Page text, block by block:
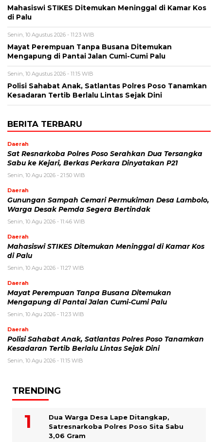
Mahasiswi STIKES Ditemukan Meninggal di Kamar Kos
di Palu
Senin, 10 Agustus 2026 - 11:23 WIB
Mayat Perempuan Tanpa Busana Ditemukan
Mengapung di Pantai Jalan Cumi-Cumi Palu
Senin, 10 Agustus 2026 - 11:15 WIB
Polisi Sahabat Anak, Satlantas Polres Poso Tanamkan
Kesadaran Tertib Berlalu Lintas Sejak Dini
BERITA TERBARU
Daerah
Sat Resnarkoba Polres Poso Serahkan Dua Tersangka
Sabu ke Kejari, Berkas Perkara Dinyatakan P21
Senin, 10 Agu 2026 - 21:50 WIB
Daerah
Gunungan Sampah Cemari Permukiman Desa Lambolo,
Warga Desak Pemda Segera Bertindak
Senin, 10 Agu 2026 - 11:46 WIB
Daerah
Mahasiswi STIKES Ditemukan Meninggal di Kamar Kos
di Palu
Senin, 10 Agu 2026 - 11:27 WIB
Daerah
Mayat Perempuan Tanpa Busana Ditemukan
Mengapung di Pantai Jalan Cumi-Cumi Palu
Senin, 10 Agu 2026 - 11:23 WIB
Daerah
Polisi Sahabat Anak, Satlantas Polres Poso Tanamkan
Kesadaran Tertib Berlalu Lintas Sejak Dini
Senin, 10 Agu 2026 - 11:15 WIB
TRENDING
Dua Warga Desa Lape Ditangkap,
Satresnarkoba Polres Poso Sita Sabu
3,06 Gram